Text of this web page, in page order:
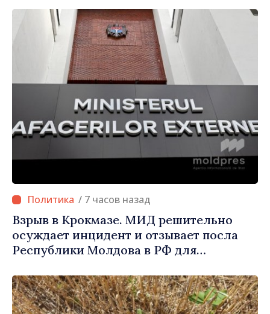
автоперевозчикам
/ 7 часов назад
Взрыв в Крокмазе. МИД решительно
осуждает инцидент и отзывает посла
Республики Молдова в РФ для